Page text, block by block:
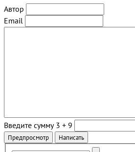
Автор
Email
Введите сумму 3 + 9